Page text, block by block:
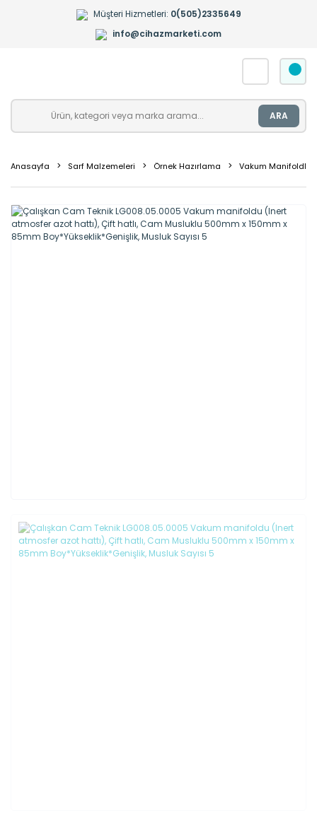
Müşteri Hizmetleri: 0(505)2335649
info@cihazmarketi.com
ARA
Anasayfa Sarf Malzemeleri Örnek Hazırlama Vakum Manifoldları